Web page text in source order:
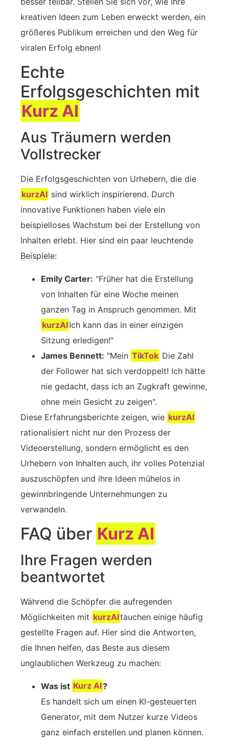
kreativen Ideen zum Leben erweckt werden, ein
größeres Publikum erreichen und den Weg für
viralen Erfolg ebnen!
Echte
Erfolgsgeschichten mit
Kurz AI
Aus Träumern werden
Vollstrecker
Die Erfolgsgeschichten von Urhebern, die die
kurzAI sind wirklich inspirierend. Durch
innovative Funktionen haben viele ein
beispielloses Wachstum bei der Erstellung von
Inhalten erlebt. Hier sind ein paar leuchtende
Beispiele:
Emily Carter: "Früher hat die Erstellung
von Inhalten für eine Woche meinen
ganzen Tag in Anspruch genommen. Mit
kurzAIIch kann das in einer einzigen
Sitzung erledigen!"
James Bennett: "Mein TikTok Die Zahl
der Follower hat sich verdoppelt! Ich hätte
nie gedacht, dass ich an Zugkraft gewinne,
ohne mein Gesicht zu zeigen".
Diese Erfahrungsberichte zeigen, wie kurzAI
rationalisiert nicht nur den Prozess der
Videoerstellung, sondern ermöglicht es den
Urhebern von Inhalten auch, ihr volles Potenzial
auszuschöpfen und ihre Ideen mühelos in
gewinnbringende Unternehmungen zu
verwandeln.
FAQ über Kurz AI
Ihre Fragen werden
beantwortet
Während die Schöpfer die aufregenden
Möglichkeiten mit kurzAItauchen einige häufig
gestellte Fragen auf. Hier sind die Antworten,
die Ihnen helfen, das Beste aus diesem
unglaublichen Werkzeug zu machen:
Was ist Kurz AI?
Es handelt sich um einen KI-gesteuerten
Generator, mit dem Nutzer kurze Videos
ganz einfach erstellen und planen können.